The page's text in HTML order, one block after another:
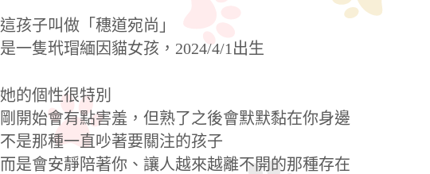
這孩子叫做「穗道宛尚」
是一隻玳瑁緬因貓女孩，2024/4/1出生
她的個性很特別
剛開始會有點害羞，但熟了之後會默默黏在你身邊
不是那種一直吵著要關注的孩子
而是會安靜陪著你、讓人越來越離不開的那種存在